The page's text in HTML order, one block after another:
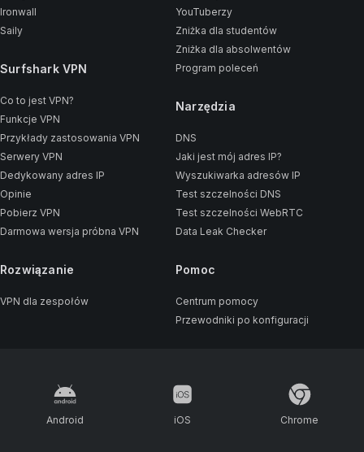
Ironwall
Saily
Surfshark VPN
Co to jest VPN?
Funkcje VPN
Przykłady zastosowania VPN
Serwery VPN
Dedykowany adres IP
Opinie
Pobierz VPN
Darmowa wersja próbna VPN
Rozwiązanie
VPN dla zespołów
YouTuberzy
Zniżka dla studentów
Zniżka dla absolwentów
Program poleceń
Narzędzia
DNS
Jaki jest mój adres IP?
Wyszukiwarka adresów IP
Test szczelności DNS
Test szczelności WebRTC
Data Leak Checker
Pomoc
Centrum pomocy
Przewodniki po konfiguracji
Android iOS Chrome